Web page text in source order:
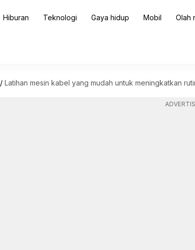
Hiburan Teknologi Gaya hidup Mobil Olah
/ Latihan mesin kabel yang mudah untuk meningkatkan